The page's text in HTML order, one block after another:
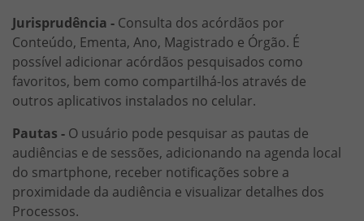
Jurisprudência - Consulta dos acórdãos por
Conteúdo, Ementa, Ano, Magistrado e Órgão. É
possível adicionar acórdãos pesquisados como
favoritos, bem como compartilhá-los através de
outros aplicativos instalados no celular.
Pautas - O usuário pode pesquisar as pautas de
audiências e de sessões, adicionando na agenda local
do smartphone, receber notificações sobre a
proximidade da audiência e visualizar detalhes dos
Processos.